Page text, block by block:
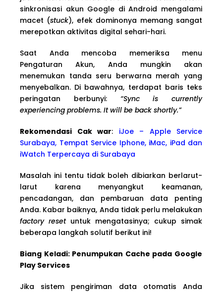
sinkronisasi akun Google di Android mengalami
macet (stuck), efek dominonya memang sangat
merepotkan aktivitas digital sehari-hari.
Saat Anda mencoba memeriksa menu
Pengaturan Akun, Anda mungkin akan
menemukan tanda seru berwarna merah yang
menyebalkan. Di bawahnya, terdapat baris teks
peringatan berbunyi: “Sync is currently
experiencing problems. It will be back shortly.”
Rekomendasi Cak war: iJoe – Apple Service
Surabaya, Tempat Service Iphone, iMac, iPad dan
iWatch Terpercaya di Surabaya
Masalah ini tentu tidak boleh dibiarkan berlarut-
larut karena menyangkut keamanan,
pencadangan, dan pembaruan data penting
Anda. Kabar baiknya, Anda tidak perlu melakukan
factory resetuntuk mengatasinya; cukup simak
beberapa langkah solutif berikut ini!
Biang Keladi: Penumpukan Cache pada Google
Play Services
Jika sistem pengiriman data otomatis Anda